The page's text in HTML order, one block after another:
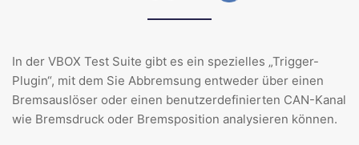
In der VBOX Test Suite gibt es ein spezielles „Trigger-
Plugin“, mit dem Sie Abbremsung entweder über einen
Bremsauslöser oder einen benutzerdefinierten CAN-Kanal
wie Bremsdruck oder Bremsposition analysieren können.